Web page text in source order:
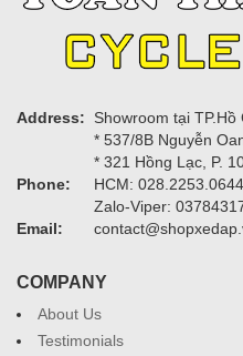
Address:
Showroom tại TP.Hồ
* 537/8B Nguyễn
* 321 Hồng Lạc, P.
Phone:
HCM:
Zalo-Viper:
Email:
COMPANY
About Us
Testimonials